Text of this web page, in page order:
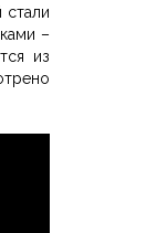
стали
–
из